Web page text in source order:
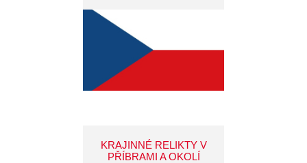
KRAJINNÉ RELIKTY V
PŘÍBRAMI A OKOLÍ